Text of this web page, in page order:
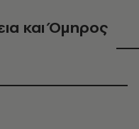
και Όμηρος